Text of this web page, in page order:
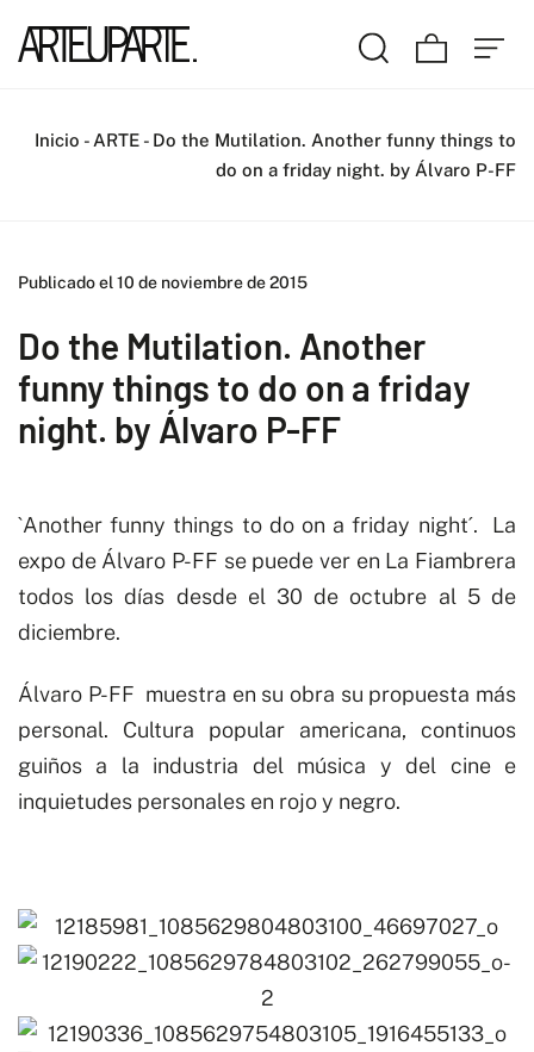
Inicio - ARTE - Do the Mutilation. Another funny things to
do on a friday night. by Álvaro P-FF
Publicado el 10 de noviembre de 2015
Do the Mutilation. Another
funny things to do on a friday
night. by Álvaro P-FF
`Another funny things to do on a friday night´. La
expo de Álvaro P-FF se puede ver en La Fiambrera
todos los días desde el 30 de octubre al 5 de
diciembre.
Álvaro P-FF muestra en su obra su propuesta más
personal. Cultura popular americana, continuos
guiños a la industria del música y del cine e
inquietudes personales en rojo y negro.